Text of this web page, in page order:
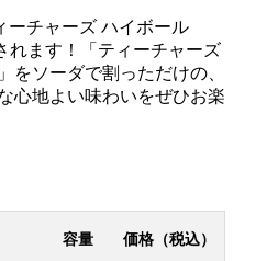
ーチャーズ ハイボール
れます！「ティーチャーズ
をソーダで割っただけの、
心地よい味わいをぜひお楽
容量 価格（税込）